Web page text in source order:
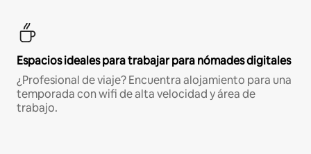
Espacios ideales para trabajar para nómades digitales
¿Profesional de viaje? Encuentra alojamiento para una
temporada con wifi de alta velocidad y área de
trabajo.